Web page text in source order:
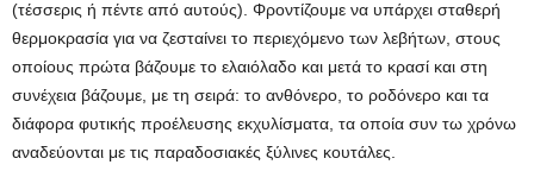
(τέσσερις ή πέντε από αυτούς). Φροντίζουμε να υπάρχει σταθερή
θερμοκρασία για να ζεσταίνει το περιεχόμενο των λεβήτων, στους
οποίους πρώτα βάζουμε το ελαιόλαδο και μετά το κρασί και στη
συνέχεια βάζουμε, με τη σειρά: το ανθόνερο, το ροδόνερο και τα
διάφορα φυτικής προέλευσης εκχυλίσματα, τα οποία συν τω χρόνω
αναδεύονται με τις παραδοσιακές ξύλινες κουτάλες.